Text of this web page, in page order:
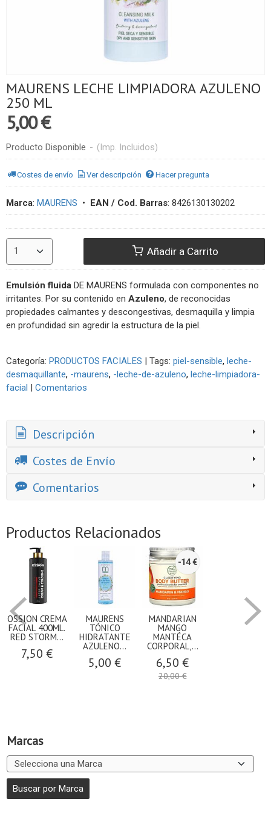
Marcas
MAURENS LECHE LIMPIADORA AZULENO
250 ML
5,00 €
Producto Disponible - (Imp. Incluidos)
Costes de envío Ver descripción Hacer pregunta
Marca: MAURENS • EAN / Cod. Barras: 8426130130202
Añadir a Carrito
Emulsión fluida DE MAURENS formulada con componentes no
irritantes. Por su contenido en Azuleno, de reconocidas
propiedades calmantes y descongestivas, desmaquilla y limpia
en profundidad sin agredir la estructura de la piel.
Categoría: PRODUCTOS FACIALES | Tags: piel-sensible leche-
desmaquillante -maurens -leche-de-azuleno leche-limpiadora-
facial | Comentarios
Descripción
Costes de Envío
Comentarios
Productos Relacionados
OSSION CREMA
FACIAL 400ML.
RED STORM...
7,50 €
MAURENS
TÓNICO
HIDRATANTE
AZULENO...
5,00 €
-14 €
MANDARIAN
MANGO
MANTÉCA
CORPORAL,...
6,50 €
20,00 €